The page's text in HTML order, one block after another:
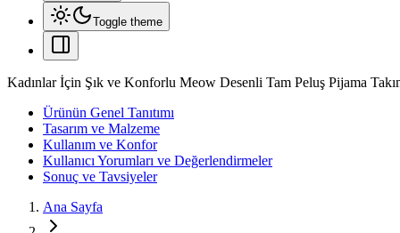
Toggle theme
Kadınlar İçin Şık ve Konforlu Meow Desenli Tam Peluş Pijama
Ürünün Genel Tanıtımı
Tasarım ve Malzeme
Kullanım ve Konfor
Kullanıcı Yorumları ve Değerlendirmeler
Sonuç ve Tavsiyeler
Ana Sayfa